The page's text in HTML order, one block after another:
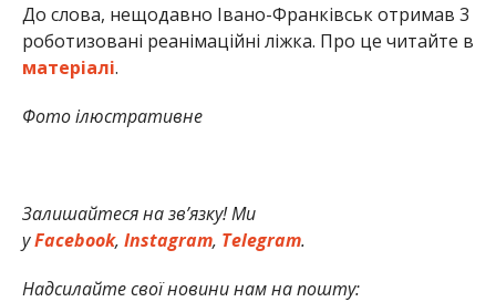
До слова, нещодавно Івано-Франківськ отримав 3
роботизовані реанімаційні ліжка. Про це читайте в
матеріалі.
Фото ілюстративне
Залишайтеся на зв’язку! Ми
уFacebook, Instagram, Telegram.
Надсилайте свої новини нам на пошту: